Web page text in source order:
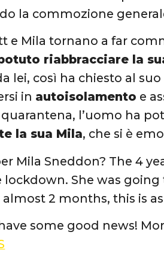
la commozione
e Mila tornano a far
riabbracciare la
lei, così ha chiesto al
in autoisolamento e
l’uomo ha
la sua Mila, che si è
Mila Sneddon? The 4
lockdown. She was
almost 2 months, this is
some good news!